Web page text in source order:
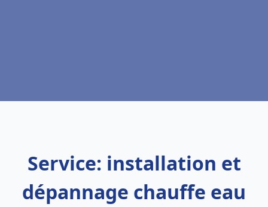
Service: installation et
dépannage chauffe eau